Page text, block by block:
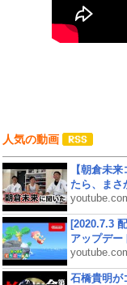
人気の動画
【朝倉未
たら、まさ
[2020.7.3
アップデー
石橋貴明が